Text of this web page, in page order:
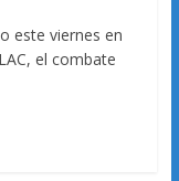
este viernes en
el combate